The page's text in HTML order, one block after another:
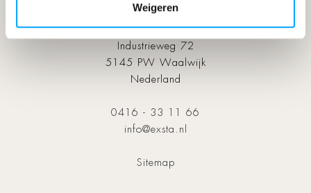
Weigeren
Collectie
Exsta Nederland bv
Industrieweg 72
5145 PW Waalwijk
Nederland
0416 - 33 11 66
info@exsta.nl
Sitemap